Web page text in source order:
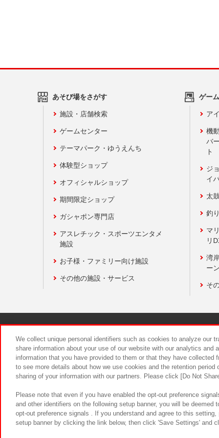
あそび場をさがす
施設・店舗検索
ゲームセンター
テーマパーク・ゆうえんち
体験型ショップ
オフィシャルショップ
期間限定ショップ
ガシャポン専門店
アスレチック・スポーツエンタメ
施設
お子様・ファミリー向け施設
その他の施設・サービス
ゲー
ア
機
バ
ト
ジ
イ
太
釣
マ
リ
湾
ー
そ
食品のご
We collect unique personal identifiers such as cookies to analyze our
share information about your use of our website with our analytics and
information that you have provided to them or that they have
to see more details about how we use cookies and the retention
sharing of your information with our partners. Please click [Do Not
Please note that even if you have enabled the opt-out preference
and other identifiers on the following setup banner, you will be
opt-out preference signals . If you understand and agree to this
setup banner by clicking the link below, then click 'Save Settings' and